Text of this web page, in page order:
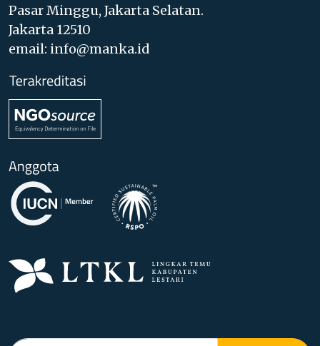
Pasar Minggu, Jakarta Selatan.
Jakarta 12510
email: info@manka.id